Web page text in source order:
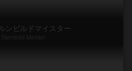
ンビルドマイスター
Sternbild Meister